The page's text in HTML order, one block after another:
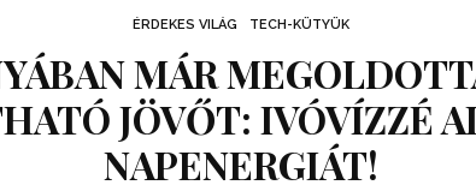
ÉRDEKES VILÁG TECH-KÜTYÜK
MÁR
JÖVŐT: IVÓVÍZZÉ
NAPENERGIÁT!